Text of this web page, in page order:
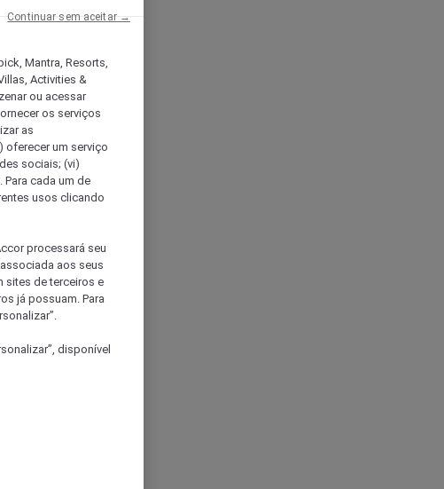
Mantra, Resorts,
Activities &
ou acessar
os serviços
as
oferecer um serviço
sociais; (vi)
cada um de
usos clicando
processará seu
aos seus
sites de terceiros e
já possuam. Para
disponível
Continuar sem aceitar →